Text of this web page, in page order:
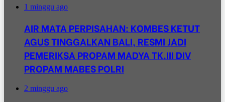
1 minggu ago
AIR MATA PERPISAHAN: KOMBES KETUT
AGUS TINGGALKAN BALI, RESMI JADI
PEMERIKSA PROPAM MADYA TK.III DIV
PROPAM MABES POLRI
2 minggu ago